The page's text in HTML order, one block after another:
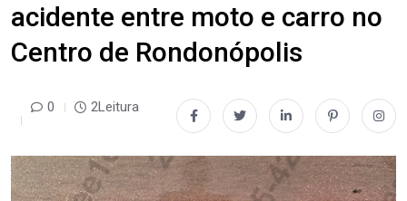
acidente entre moto e carro no
Centro de Rondonópolis
0 2Leitura